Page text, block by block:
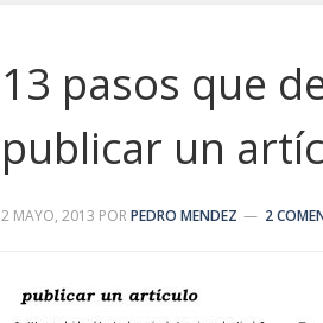
13 pasos que
publicar un
2 MAYO, 2013 PORPEDRO MENDEZ 2